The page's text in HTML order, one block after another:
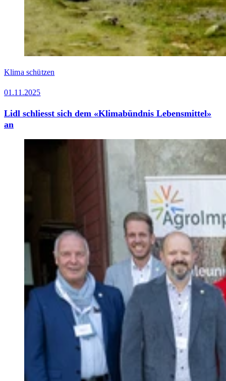
Klima schützen
01.11.2025
Lidl schliesst sich dem «Klimabündnis Lebensmittel»
an